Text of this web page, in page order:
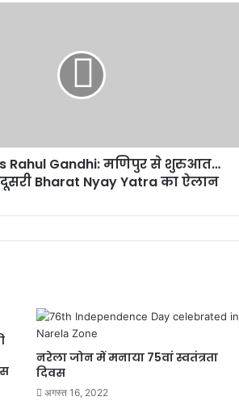
Rahul Gandhi: मणिपुर से शुरुआत…
Bharat Nyay Yatra का ऐलान
नरेला जोन में मनाया 75वां स्वतंत्रता
दिवस
अगस्त 16, 2022